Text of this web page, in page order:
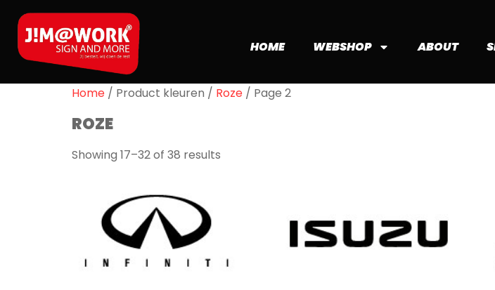
HOME WEBSHOP ABOUT
Home / Product kleuren / Roze / Page 2
ROZE
Showing 17–32 of 38 results